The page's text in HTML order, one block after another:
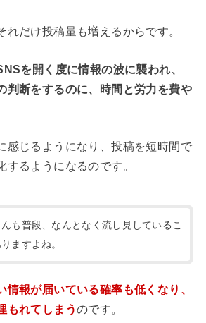
れだけ投稿量も増えるからです。
を開く度に情報の波に襲われ、
判断をするのに、時間と労力を費や
感じるようになり、投稿を短時間で
するようになるのです。
も普段、なんとなく流し見しているこ
ますよね。
情報が届いている確率も低くなり、
もれてしまうのです。